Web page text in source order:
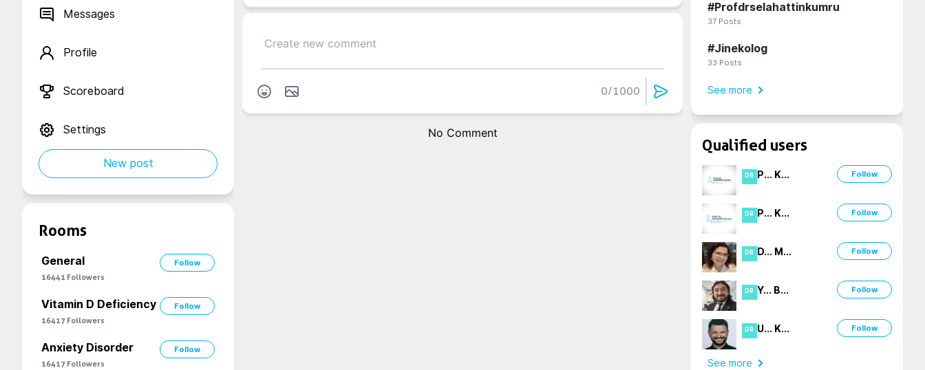
Messages
Profile
Scoreboard
Settings
New post
Rooms
General
Follow
16441 Followers
Vitamin D Deficiency
Follow
16417 Followers
Anxiety Disorder
Follow
16417 Followers
0/1000
No Comment
#Profdrselahattinkumru
37 Posts
#Jinekolog
33 Posts
See more
Qualified users
DR P... K... Follow
DR P... K... Follow
DR D... M... Follow
DR Y... B... Follow
DR U... K... Follow
See more